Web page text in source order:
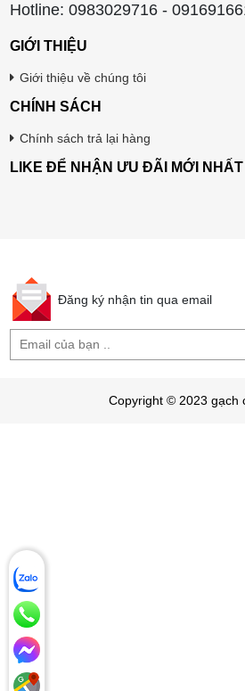
Hotline: 0983029716 -
GIỚI THIỆU
Giới thiệu về chúng tôi
CHÍNH SÁCH
Chính sách trả lại hàng
LIKE ĐỂ NHẬN ƯU ĐÃI MỚI NHẤT
Đăng ký nhận tin qua email
Copyright © 2023 gạch